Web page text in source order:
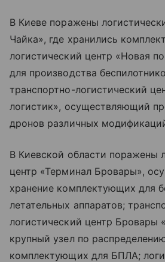
В Киеве поражены
Чайка», где хранились
логистический центр «Новая
для производства
транспортно-логистический
логистик», осуществляющий
дронов различных
В Киевской области поражены
центр «Терминал Бровары»,
хранение комплектующих для
летательных аппаратов;
логистический центр Бровары
крупный узел по
комплектующих для БПЛА;